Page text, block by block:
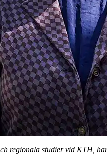
regionala studier vid KTH,